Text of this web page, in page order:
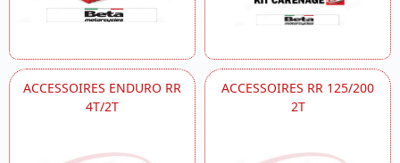
ACCESSOIRES ENDURO RR
4T/2T
ACCESSOIRES RR 125/200
2T